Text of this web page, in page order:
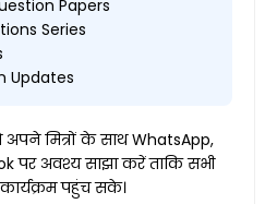
Papers
Series
Updates
अपने मित्रों के साथ WhatsApp,
पर अवश्य साझा करें ताकि सभी
कार्यक्रम पहुंच सके।